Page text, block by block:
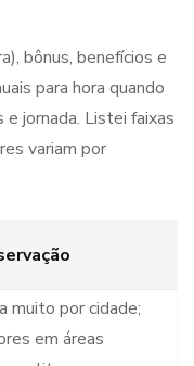
bônus, benefícios e
para hora quando
jornada. Listei faixas
variam por
muito por cidade;
em áreas